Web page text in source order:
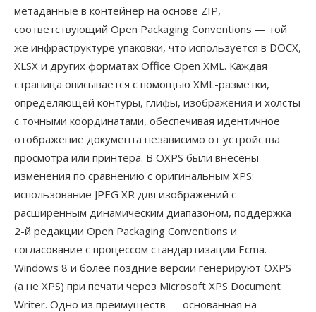
метаданные в контейнер на основе ZIP,
соответствующий Open Packaging Conventions — той
же инфраструктуре упаковки, что используется в DOCX,
XLSX и других форматах Office Open XML. Каждая
страница описывается с помощью XML-разметки,
определяющей контуры, глифы, изображения и холсты
с точными координатами, обеспечивая идентичное
отображение документа независимо от устройства
просмотра или принтера. В OXPS были внесены
изменения по сравнению с оригинальным XPS:
использование JPEG XR для изображений с
расширенным динамическим диапазоном, поддержка
2-й редакции Open Packaging Conventions и
согласование с процессом стандартизации Ecma.
Windows 8 и более поздние версии генерируют OXPS
(а не XPS) при печати через Microsoft XPS Document
Writer. Одно из преимуществ — основанная на